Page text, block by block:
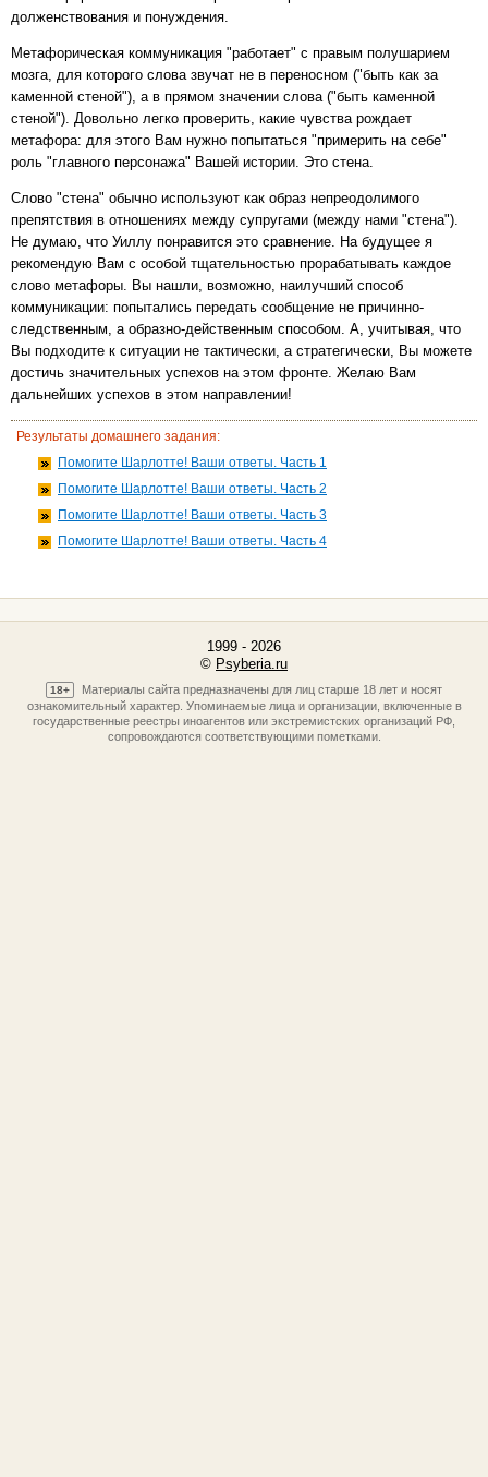
долженствования и понуждения.
Метафорическая коммуникация "работает" с правым полушарием
мозга, для которого слова звучат не в переносном ("быть как за
каменной стеной"), а в прямом значении слова ("быть каменной
стеной"). Довольно легко проверить, какие чувства рождает
метафора: для этого Вам нужно попытаться "примерить на себе"
роль "главного персонажа" Вашей истории. Это стена.
Слово "стена" обычно используют как образ непреодолимого
препятствия в отношениях между супругами (между нами "стена").
Не думаю, что Уиллу понравится это сравнение. На будущее я
рекомендую Вам с особой тщательностью прорабатывать каждое
слово метафоры. Вы нашли, возможно, наилучший способ
коммуникации: попытались передать сообщение не причинно-
следственным, а образно-действенным способом. А, учитывая, что
Вы подходите к ситуации не тактически, а стратегически, Вы можете
достичь значительных успехов на этом фронте. Желаю Вам
дальнейших успехов в этом направлении!
Результаты домашнего задания:
Помогите Шарлотте! Ваши ответы. Часть 1
Помогите Шарлотте! Ваши ответы. Часть 2
Помогите Шарлотте! Ваши ответы. Часть 3
Помогите Шарлотте! Ваши ответы. Часть 4
1999 - 2026
© Psyberia.ru
18+
Материалы сайта предназначены для лиц старше 18 лет и носят
ознакомительный характер. Упоминаемые лица и организации, включенные в
государственные реестры иноагентов или экстремистских организаций РФ,
сопровождаются соответствующими пометками.